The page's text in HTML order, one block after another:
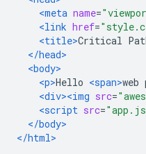
<meta name=
<link href=
<title>Critical
</head>
<body>
<p>Hello <span>web
<div><img src=
<script src=
</body>
</html>